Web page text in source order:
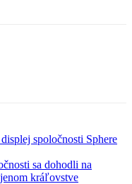
spoločnosti Sphere
sa dohodli na
kráľovstve